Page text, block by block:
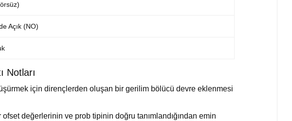
Açık (NO)
Notları
için dirençlerden oluşan bir gerilim bölücü devre eklenmesi
ofset değerlerinin ve prob tipinin doğru tanımlandığından emin